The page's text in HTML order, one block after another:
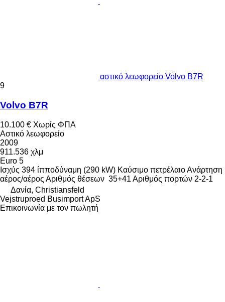
αστικό λεωφορείο Volvo B7R
9
Volvo B7R
10.100 € Χωρίς ΦΠΑ
Αστικό λεωφορείο
2009
911.536 χλμ
Euro 5
Ισχύς 394 ίπποδύναμη (290 kW) Καύσιμο πετρέλαιοΑνάρτηση
αέρος/αέρος Αριθμός θέσεων 35+41 Αριθμός πορτών 2-2-1
Δανία, Christiansfeld
Vejstruproed Busimport ApS
Επικοινωνία με τον πωλητή